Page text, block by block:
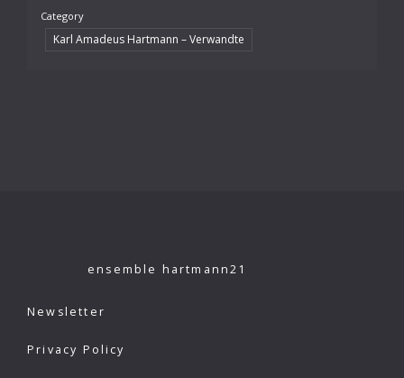
Category
Karl Amadeus Hartmann – Verwandte
ensemble hartmann21
Newsletter
Privacy Policy